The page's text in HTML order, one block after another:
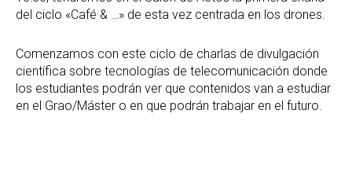
del ciclo «Café & …» de esta vez centrada en los drones.
Comenzamos con este ciclo de charlas de divulgación
científica sobre tecnologías de telecomunicación donde
los estudiantes podrán ver que contenidos van a estudiar
en el Grao/Máster o en que podrán trabajar en el futuro.